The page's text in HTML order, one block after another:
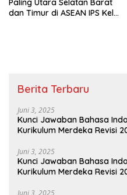
Paling Utara Selatan Barat
dan Timur di ASEAN IPS Kelas
Berita Terbaru
Juni 3, 2025
Kunci Jawaban Bahasa
Kurikulum Merdeka Revisi
Juni 3, 2025
Kunci Jawaban Bahasa
Kurikulum Merdeka Revisi
Juni 3, 2025